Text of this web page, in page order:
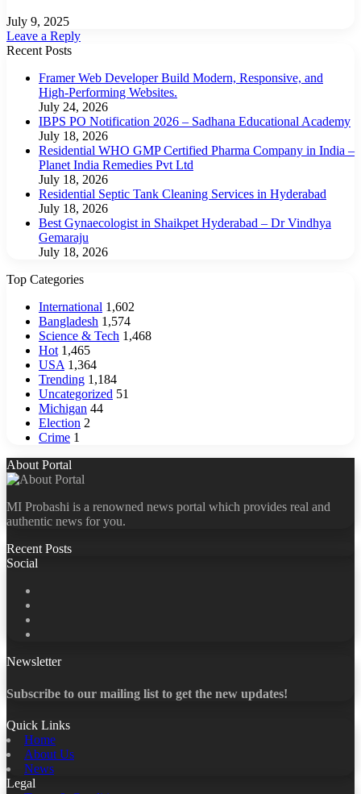
July 9, 2025
Leave a Reply
Recent Posts
Framer Web Developer Build Modern, Responsive, and
High-Performing Websites.
July 24, 2026
IBPS PO Notification 2026 – Sadhana Educational Academy
July 18, 2026
Residential WHO GMP Certified Pharma Company in India –
Planet India Remedies Pvt Ltd
July 18, 2026
Residential Septic Tank Cleaning Services in Hyderabad
July 18, 2026
Best Gynaecologist in Shaikpet Hyderabad – Dr Vindhya
Gemaraju
July 18, 2026
Top Categories
International 1,602
Bangladesh 1,574
Science & Tech 1,468
Hot 1,465
USA 1,364
Trending 1,184
Uncategorized 51
Michigan 44
Election 2
Crime 1
About Portal
MI Probashi is a renowned news portal which provides real and
authentic news for you.
Recent Posts
Social
Newsletter
Subscribe to our mailing list to get the new updates!
Quick Links
Home
About Us
News
Legal